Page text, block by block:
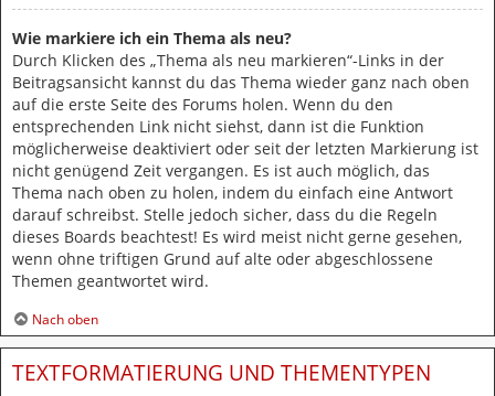
Wie markiere ich ein Thema als neu?
Durch Klicken des „Thema als neu markieren“-Links in der
Beitragsansicht kannst du das Thema wieder ganz nach oben
auf die erste Seite des Forums holen. Wenn du den
entsprechenden Link nicht siehst, dann ist die Funktion
möglicherweise deaktiviert oder seit der letzten Markierung ist
nicht genügend Zeit vergangen. Es ist auch möglich, das
Thema nach oben zu holen, indem du einfach eine Antwort
darauf schreibst. Stelle jedoch sicher, dass du die Regeln
dieses Boards beachtest! Es wird meist nicht gerne gesehen,
wenn ohne triftigen Grund auf alte oder abgeschlossene
Themen geantwortet wird.
Nach oben
TEXTFORMATIERUNG UND THEMENTYPEN